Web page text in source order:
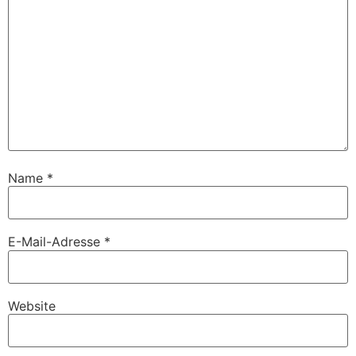
Name *
E-Mail-Adresse *
Website